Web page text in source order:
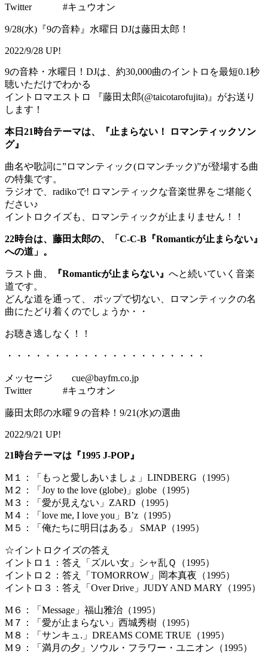
Twitter #キュウオン
9/28(水)『9の音粋』水曜日 DJは藤田太郎！
2022/9/28 UP!
9の音粋・水曜日！DJは、約30,000曲のイントロを最短0.1秒
聴いただけでわかる
イントロマエストロ 『藤田太郎(@taicotarofujita)』がお送り
します！
本日21時台テーマは、『止まらない！ ロマンティックソン
グ』
曲名や歌詞に”ロマンティック(ロマンチック)”が登場する曲
の特集です。
ラジオで、radikoで! ロマンティックな音楽世界をご堪能く
ださい♪
イントロクイズも、ロマンティックが止まりません！！
22時台は、藤田太郎の、「C-C-B『Romanticが止まらない』
への道」。
ラスト曲、 『Romanticが止まらない』 へと続いていく音楽
道です。
どんな道を通って、 ポップで切ない、ロマンティックの名
曲にたどり着くのでしょうか・・
お聴き逃しなく！！
・・・・・・・・・・・・・・・・・・・・・
メッセージ cue@bayfm.co.jp
Twitter #キュウオン
藤田太郎の水曜９の音粋！9/21(水)の選曲
2022/9/21 UP!
21時台テーマは『1995 J-POP』
M１：「もっと愛しあいましょ」LINDBERG（1995）
M２：「Joy to the love (globe)」globe（1995）
M３：「愛が見えない」ZARD（1995）
M４：「love me, I love you」B’z（1995）
M５：「俺たちに明日はある」 SMAP（1995）
☆イントロクイズの答え
イントロ１：答え「ズルい女」シャ乱Ｑ（1995）
イントロ２：答え「TOMORROW」岡本真夜（1995）
イントロ３：答え「Over Drive」JUDY AND MARY（1995）
M６：「Message」福山雅治（1995）
M７：「愛が止まらない」西城秀樹（1995）
M８：「サンキュ.」DREAMS COME TRUE（1995）
M９：「満月の夕」ソウル・フラワー・ユニオン（1995）